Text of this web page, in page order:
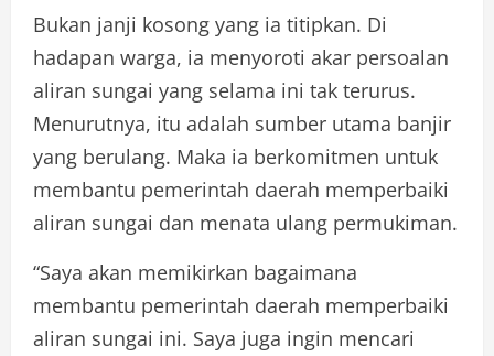
Bukan janji kosong yang ia titipkan. Di
hadapan warga, ia menyoroti akar persoalan
aliran sungai yang selama ini tak terurus.
Menurutnya, itu adalah sumber utama banjir
yang berulang. Maka ia berkomitmen untuk
membantu pemerintah daerah memperbaiki
aliran sungai dan menata ulang permukiman.
“Saya akan memikirkan bagaimana
membantu pemerintah daerah memperbaiki
aliran sungai ini. Saya juga ingin mencari